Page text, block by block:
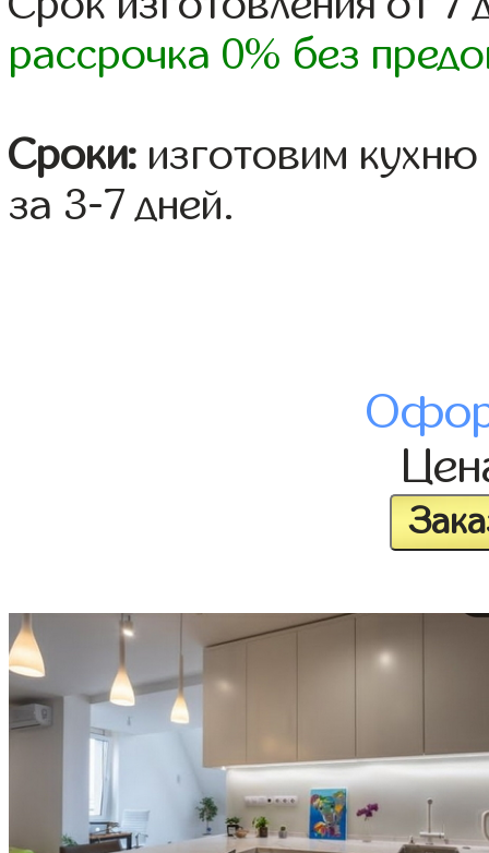
рассрочка 0% без
Сроки: изготовим
за 3-7 дней.